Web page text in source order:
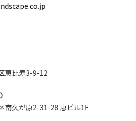
恵比寿3-9-12
南久が原2-31-28 恵ビル1F